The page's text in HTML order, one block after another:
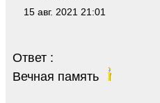
15 авг. 2021 21:01
Ответ :
Вечная память